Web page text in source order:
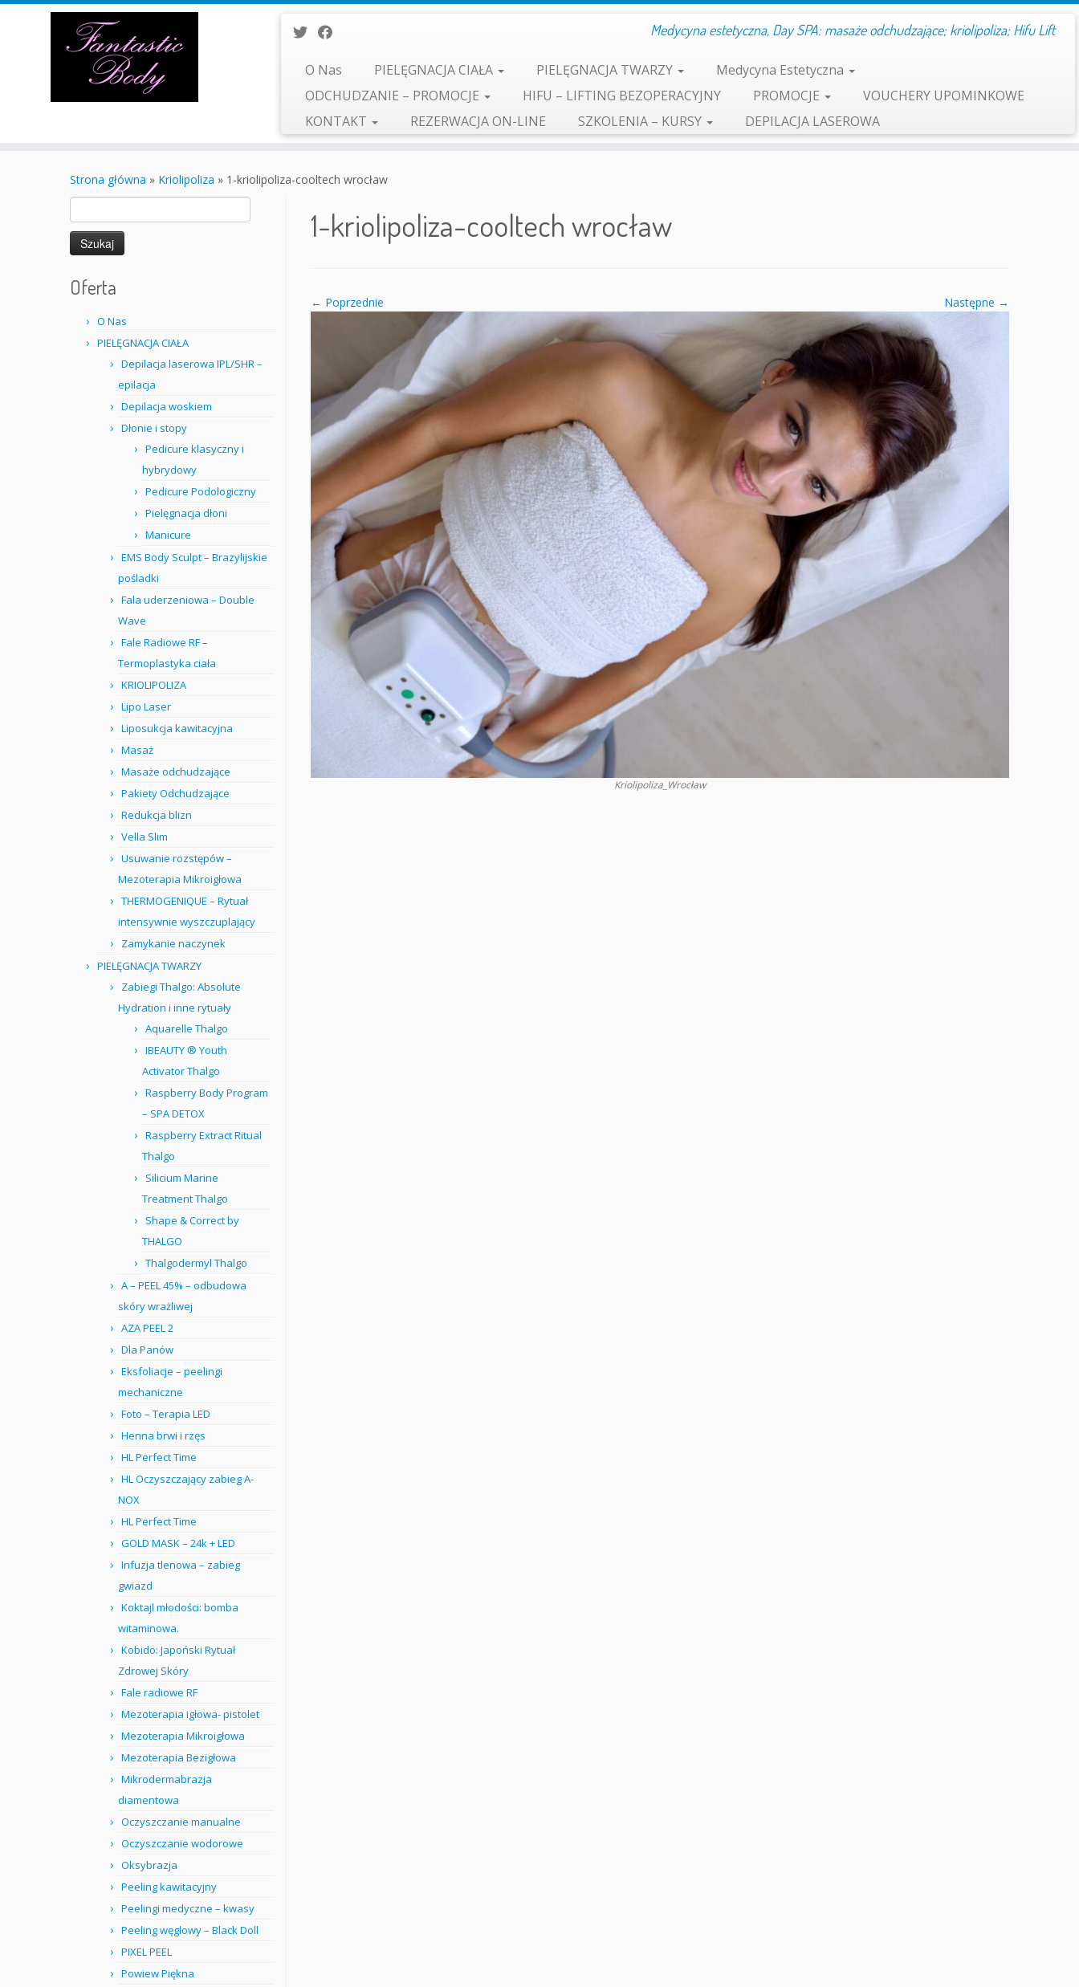
Medycyna estetyczna, Day SPA: masaże odchudzające; kriolipoliza; Hifu Lift
O Nas PIELĘGNACJA CIAŁA PIELĘGNACJA TWARZY
Medycyna Estetyczna
ODCHUDZANIE – PROMOCJE
HIFU – LIFTING BEZOPERACYJNY PROMOCJE
VOUCHERY UPOMINKOWE
KONTAKT
REZERWACJA ON-LINE SZKOLENIA – KURSY DEPILACJA LASEROWA
Strona główna » Kriolipoliza » 1-kriolipoliza-cooltech wrocław
Oferta
O Nas
PIELĘGNACJA CIAŁA
Depilacja laserowa IPL/SHR –
epilacja
Depilacja woskiem
Dłonie i stopy
Pedicure klasyczny i
hybrydowy
Pedicure Podologiczny
Pielęgnacja dłoni
Manicure
EMS Body Sculpt – Brazylijskie
pośladki
Fala uderzeniowa – Double
Wave
Fale Radiowe RF –
Termoplastyka ciała
KRIOLIPOLIZA
Lipo Laser
Liposukcja kawitacyjna
Masaż
Masaże odchudzające
Pakiety Odchudzające
Redukcja blizn
Vella Slim
Usuwanie rozstępów –
Mezoterapia Mikroigłowa
THERMOGENIQUE – Rytuał
intensywnie wyszczuplający
Zamykanie naczynek
PIELĘGNACJA TWARZY
Zabiegi Thalgo: Absolute
Hydration i inne rytuały
Aquarelle Thalgo
IBEAUTY ® Youth
Activator Thalgo
Raspberry Body Program
– SPA DETOX
Raspberry Extract Ritual
Thalgo
Silicium Marine
Treatment Thalgo
Shape & Correct by
THALGO
Thalgodermyl Thalgo
A – PEEL 45% – odbudowa
skóry wrażliwej
AZA PEEL 2
Dla Panów
Eksfoliacje – peelingi
mechaniczne
Foto – Terapia LED
Henna brwi i rzęs
HL Perfect Time
HL Oczyszczający zabieg A-
NOX
HL Perfect Time
GOLD MASK – 24k + LED
Infuzja tlenowa – zabieg
gwiazd
Koktajl młodości: bomba
witaminowa.
Kobido: Japoński Rytuał
Zdrowej Skóry
Fale radiowe RF
Mezoterapia igłowa- pistolet
Mezoterapia Mikroigłowa
Mezoterapia Bezigłowa
Mikrodermabrazja
diamentowa
Oczyszczanie manualne
Oczyszczanie wodorowe
Oksybrazja
Peeling kawitacyjny
Peelingi medyczne – kwasy
Peeling węglowy – Black Doll
PIXEL PEEL
Powiew Piękna
1-kriolipoliza-cooltech wrocław
← Poprzednie Następne →
Kriolipoliza_Wrocław